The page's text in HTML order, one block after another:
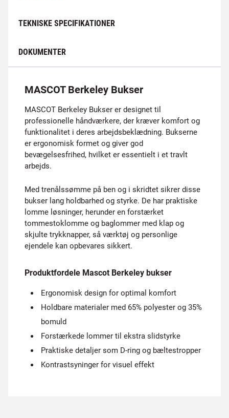
TEKNISKE SPECIFIKATIONER
DOKUMENTER
MASCOT Berkeley Bukser
MASCOT Berkeley Bukser er designet til
professionelle håndværkere, der kræver komfort og
funktionalitet i deres arbejdsbeklædning. Bukserne
er ergonomisk formet og giver god
bevægelsesfrihed, hvilket er essentielt i et travlt
arbejds.
Med trenålssømme på ben og i skridtet sikrer disse
bukser lang holdbarhed og styrke. De har praktiske
lomme løsninger, herunder en forstærket
tommestoklomme og baglommer med klap og
skjulte trykknapper, så værktøj og personlige
ejendele kan opbevares sikkert.
Produktfordele Mascot Berkeley bukser
Ergonomisk design for optimal komfort
Holdbare materialer med 65% polyester og 35%
bomuld
Forstærkede lommer til ekstra slidstyrke
Praktiske detaljer som D-ring og bæltestropper
Kontrastsyninger for visuel effekt